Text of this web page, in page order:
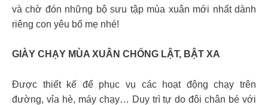
và chờ đón những bộ sưu tập mùa xuân mới nhất dành
riêng con yêu bố mẹ nhé!
GIÀY CHẠY MÙA XUÂN CHỐNG LẬT, BẬT XA
Được thiết kế để phục vụ các hoạt động chạy trên
đường, vỉa hè, máy chạy… Duy trì tự do đôi chân bé với